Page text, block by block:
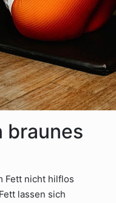
braunes
Fett nicht hilflos
lassen sich